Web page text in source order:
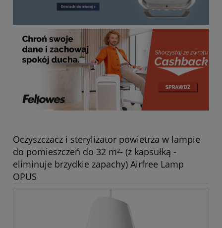
Oczyszczacz i sterylizator powietrza w lampie
do pomieszczeń do 32 m²- (z kapsułką -
eliminuje brzydkie zapachy) Airfree Lamp
OPUS